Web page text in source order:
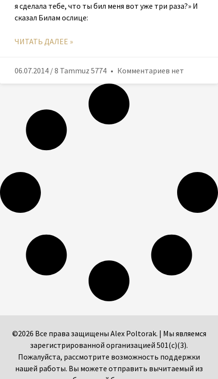
я сделала тебе, что ты бил меня вот уже три раза?» И
сказал Билам ослице:
ЧИТАТЬ ДАЛЕЕ »
06.07.2014 / 8 Tammuz 5774 Комментариев нет
©2026 Все права защищены Alex Poltorak. | Мы являемся
зарегистрированной организацией 501(c)(3).
Пожалуйста, рассмотрите возможность поддержки
нашей работы. Вы можете отправить вычитаемый из